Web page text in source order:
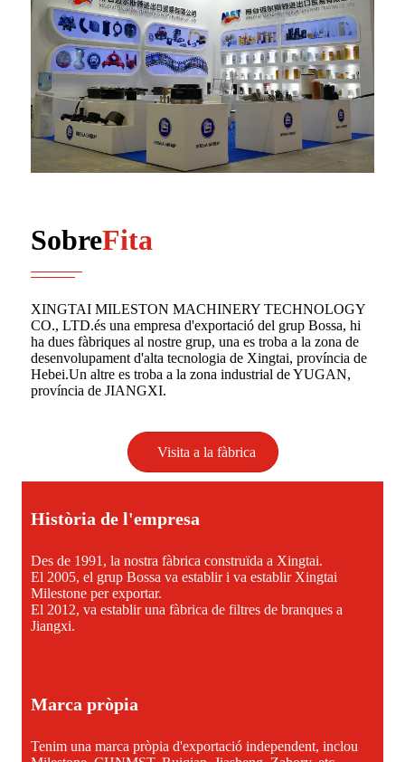
SobreFita
XINGTAI MILESTON MACHINERY TECHNOLOGY
CO., LTD.és una empresa d'exportació del grup Bossa, hi
ha dues fàbriques al nostre grup, una es troba a la zona de
desenvolupament d'alta tecnologia de Xingtai, província de
Hebei.Un altre es troba a la zona industrial de YUGAN,
província de JIANGXI.
Visita a la fàbrica
Història de l'empresa
Des de 1991, la nostra fàbrica construïda a Xingtai.
El 2005, el grup Bossa va establir i va establir Xingtai
Milestone per exportar.
El 2012, va establir una fàbrica de filtres de branques a
Jiangxi.
Marca pròpia
Tenim una marca pròpia d'exportació independent, inclou